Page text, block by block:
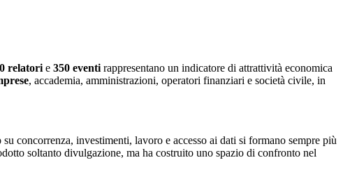
relatorie 350 eventirappresentano un indicatore di attrattività economica
, accademia, amministrazioni, operatori finanziari e società civile, in
concorrenza, investimenti, lavoro e accesso ai dati si formano sempre più
soltanto divulgazione, ma ha costruito uno spazio di confronto nel